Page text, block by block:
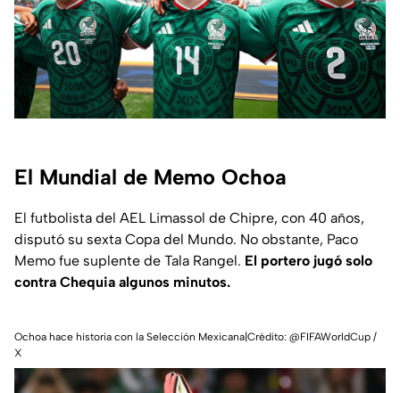
El Mundial de Memo Ochoa
El futbolista del AEL Limassol de Chipre, con 40 años,
disputó su sexta Copa del Mundo. No obstante, Paco
Memo fue suplente de Tala Rangel. El portero jugó solo
contra Chequia algunos minutos.
Ochoa hace historia con la Selección Mexicana|Crédito: @FIFAWorldCup /
X